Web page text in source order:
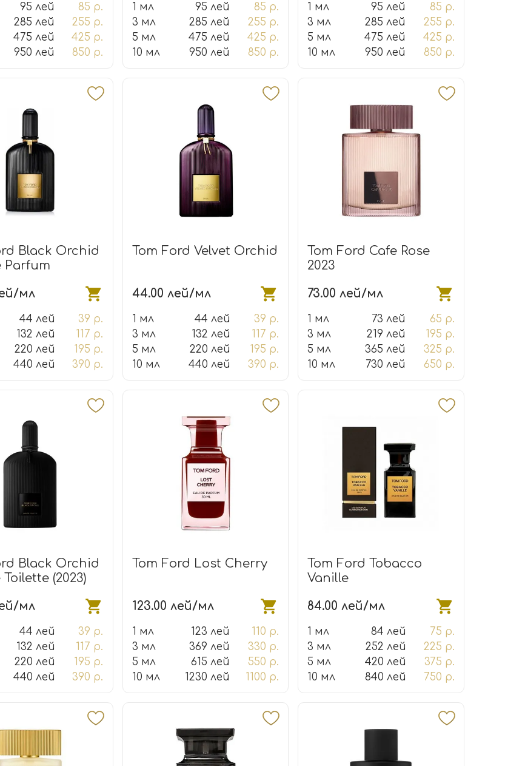
95 лей
85 р.
285 лей
255 р.
475 лей
425 р.
950 лей 850 р.
1 мл 95 лей
85 р.
3 мл
285 лей
255 р.
5 мл
475 лей
425 р.
10 мл
950 лей 850 р.
1 мл 95 лей
85 р.
3 мл
285 лей
255 р.
5 мл
475 лей
425 р.
10 мл
950 лей 850 р.
Black Orchid
Parfum
мл
44 лей
39 р.
132 лей
117 р.
220 лей
195 р.
440 лей 390 р.
Tom Ford Velvet Orchid
44.00 лей/мл
1 мл 44 лей
39 р.
3 мл
132 лей
117 р.
5 мл
220 лей
195 р.
10 мл
440 лей 390 р.
Tom Ford Cafe Rose
2023
73.00 лей/мл
1 мл 73 лей
65 р.
3 мл
219 лей
195 р.
5 мл
365 лей
325 р.
10 мл
730 лей 650 р.
Black Orchid
(2023)
мл
44 лей
39 р.
132 лей
117 р.
220 лей
195 р.
440 лей 390 р.
Tom Ford Lost Cherry
123.00 лей/мл
1 мл 123 лей
110 р.
3 мл
369 лей
330 р.
5 мл
615 лей
550 р.
10 мл
1230 лей 1100 р.
Tom Ford Tobacco
Vanille
84.00 лей/мл
1 мл 84 лей
75 р.
3 мл
252 лей
225 р.
5 мл
420 лей
375 р.
10 мл
840 лей 750 р.